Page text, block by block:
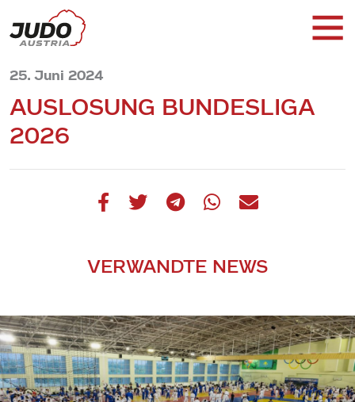
25. Juni 2024
AUSLOSUNG BUNDESLIGA
2026
VERWANDTE NEWS